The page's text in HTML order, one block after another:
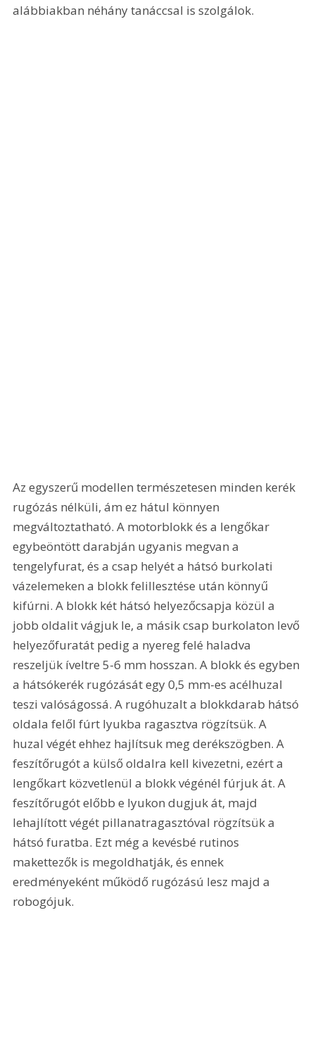
alábbiakban néhány tanáccsal is szolgálok.
Az egyszerű modellen természetesen minden kerék
rugózás nélküli, ám ez hátul könnyen
megváltoztatható. A motorblokk és a lengőkar
egybeöntött darabján ugyanis megvan a
tengelyfurat, és a csap helyét a hátsó burkolati
vázelemeken a blokk felillesztése után könnyű
kifúrni. A blokk két hátsó helyezőcsapja közül a
jobb oldalit vágjuk le, a másik csap burkolaton levő
helyezőfuratát pedig a nyereg felé haladva
reszeljük íveltre 5-6 mm hosszan. A blokk és egyben
a hátsókerék rugózását egy 0,5 mm-es acélhuzal
teszi valóságossá. A rugóhuzalt a blokkdarab hátsó
oldala felől fúrt lyukba ragasztva rögzítsük. A
huzal végét ehhez hajlítsuk meg derékszögben. A
feszítőrugót a külső oldalra kell kivezetni, ezért a
lengőkart közvetlenül a blokk végénél fúrjuk át. A
feszítőrugót előbb e lyukon dugjuk át, majd
lehajlított végét pillanatragasztóval rögzítsük a
hátsó furatba. Ezt még a kevésbé rutinos
makettezők is megoldhatják, és ennek
eredményeként működő rugózású lesz majd a
robogójuk.